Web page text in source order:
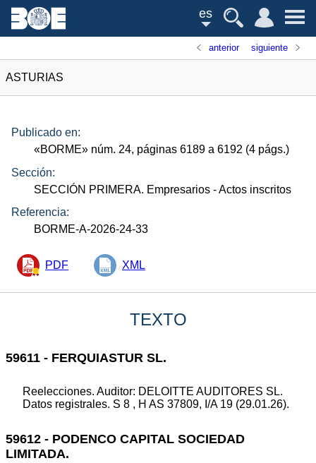
es
anterior siguiente
ASTURIAS
Publicado en:
«BORME» núm. 24, páginas 6189 a 6192 (4 págs.)
Sección:
SECCIÓN PRIMERA. Empresarios - Actos inscritos
Referencia:
BORME-A-2026-24-33
PDF XML
TEXTO
59611 - FERQUIASTUR SL.
Reelecciones. Auditor: DELOITTE AUDITORES SL.
Datos registrales. S 8 , H AS 37809, I/A 19 (29.01.26).
59612 - PODENCO CAPITAL SOCIEDAD
LIMITADA.